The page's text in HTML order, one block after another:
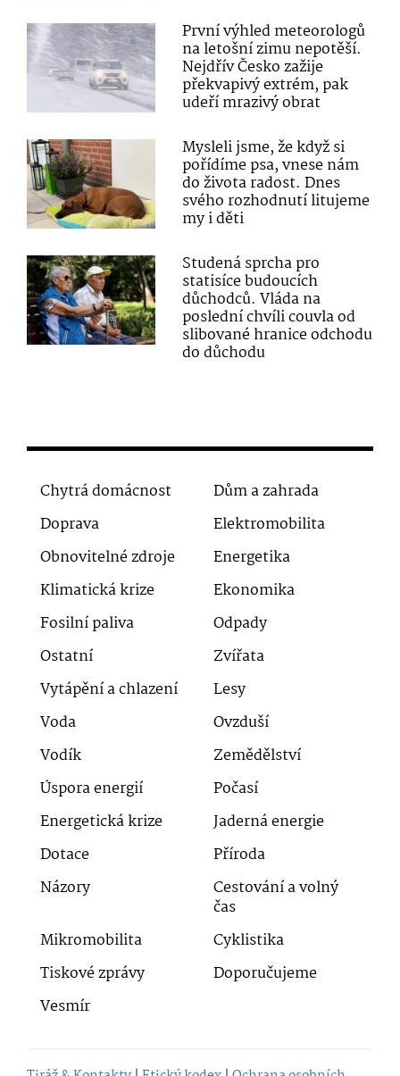
První výhled meteorologů
na letošní zimu nepotěší.
Nejdřív Česko zažije
překvapivý extrém, pak
udeří mrazivý obrat
Mysleli jsme, že když si
pořídíme psa, vnese nám
do života radost. Dnes
svého rozhodnutí litujeme
my i děti
Studená sprcha pro
statisíce budoucích
důchodců. Vláda na
poslední chvíli couvla od
slibované hranice odchodu
do důchodu
Chytrá domácnost
Dům a zahrada
Doprava
Elektromobilita
Obnovitelné zdroje
Energetika
Klimatická krize
Ekonomika
Fosilní paliva
Odpady
Ostatní
Zvířata
Vytápění a chlazení
Lesy
Voda
Ovzduší
Vodík
Zemědělství
Úspora energií
Počasí
Energetická krize
Jaderná energie
Dotace
Příroda
Názory
Cestování a volný
čas
Mikromobilita
Cyklistika
Tiskové zprávy
Doporučujeme
Vesmír